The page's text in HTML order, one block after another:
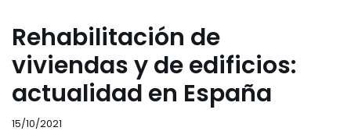
Rehabilitación de
viviendas y de edificios:
actualidad en España
15/10/2021